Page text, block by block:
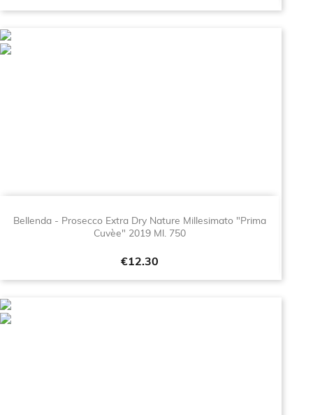
Bellenda - Prosecco Extra Dry Nature Millesimato "Prima
Cuvèe" 2019 Ml. 750
Price
€12.30